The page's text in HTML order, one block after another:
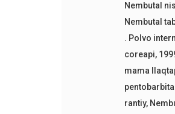
Nembutal
Nembutal
. Polvo
coreapi,
mama
rantiy,